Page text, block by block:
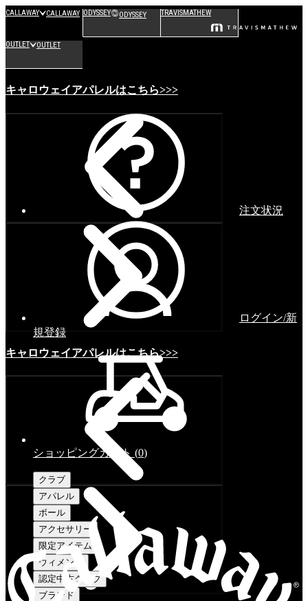
CALLAWAY CALLAWAY ODYSSEY ODYSSEY TRAVISMATHEW
OUTLET OUTLET
キャロウェイアパレルはこちら>>>
キャロウェイアパレルはこちら>>>
注文状況
ログイン/新
規登録
ショッピングカート (0)
クラブ
アパレル
ボール
アクセサリー
限定アイテム
ウィメンズ
認定中古クラブ
ブランド